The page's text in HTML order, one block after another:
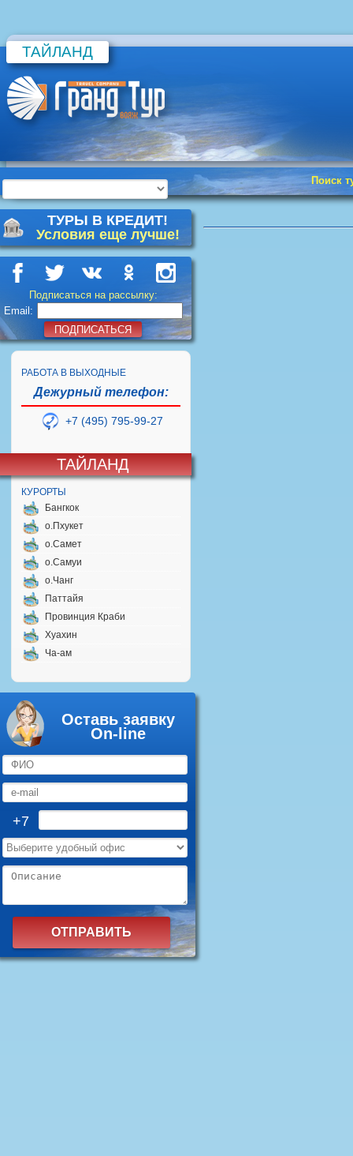
ТАЙЛАНД
Поиск
ТУРЫ В КРЕДИТ!
Условия еще лучше!
Подписаться на рассылку:
Email:
ПОДПИСАТЬСЯ
РАБОТА В ВЫХОДНЫЕ
Дежурный телефон:
+7 (495) 795-99-27
ТАЙЛАНД
КУРОРТЫ
Бангкок
о.Пхукет
о.Самет
о.Самуи
о.Чанг
Паттайя
Провинция Краби
Хуахин
Ча-ам
Оставь заявку
On-line
+7